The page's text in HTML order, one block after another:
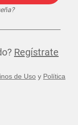
Regístrate
de Uso y Política